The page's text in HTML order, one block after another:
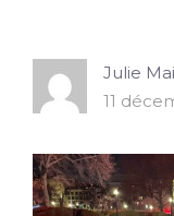
Julie
11